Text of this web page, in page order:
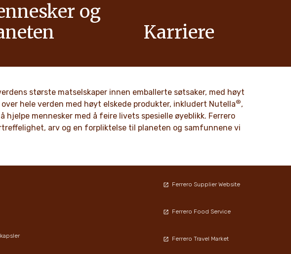
og
MER
Karriere
DISCOVER MORE
største matselskaper innen emballerte søtsaker, med høyt
hele verden med høyt elskede produkter, inkludert Nutella®,
mennesker med å feire livets spesielle øyeblikk. Ferrero
arv og en forpliktelse til planeten og samfunnene vi
Ferrero Supplier Website
Ferrero Food Service
Ferrero Travel Market